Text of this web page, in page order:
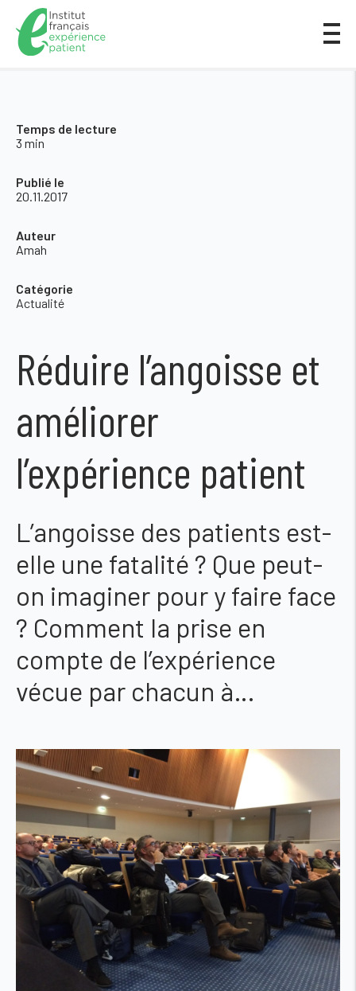
Temps de lecture
3 min
Publié le
20.11.2017
Auteur
Amah
Catégorie
Actualité
Réduire l’angoisse et
améliorer
l’expérience patient
L’angoisse des patients est-
elle une fatalité ? Que peut-
on imaginer pour y faire face
? Comment la prise en
compte de l’expérience
vécue par chacun à…